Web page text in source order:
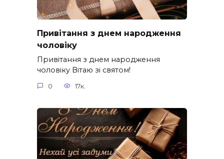
Привітання з днем народження
чоловіку
Привітання з днем народження
чоловіку Вітаю зі святом!
0 17к.